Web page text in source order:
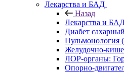
Лекарства и БАД
Назад
Лекарства и
Диабет сахарный
Пульмонология
Желудочно-
ЛОР-органы:
Опорно-